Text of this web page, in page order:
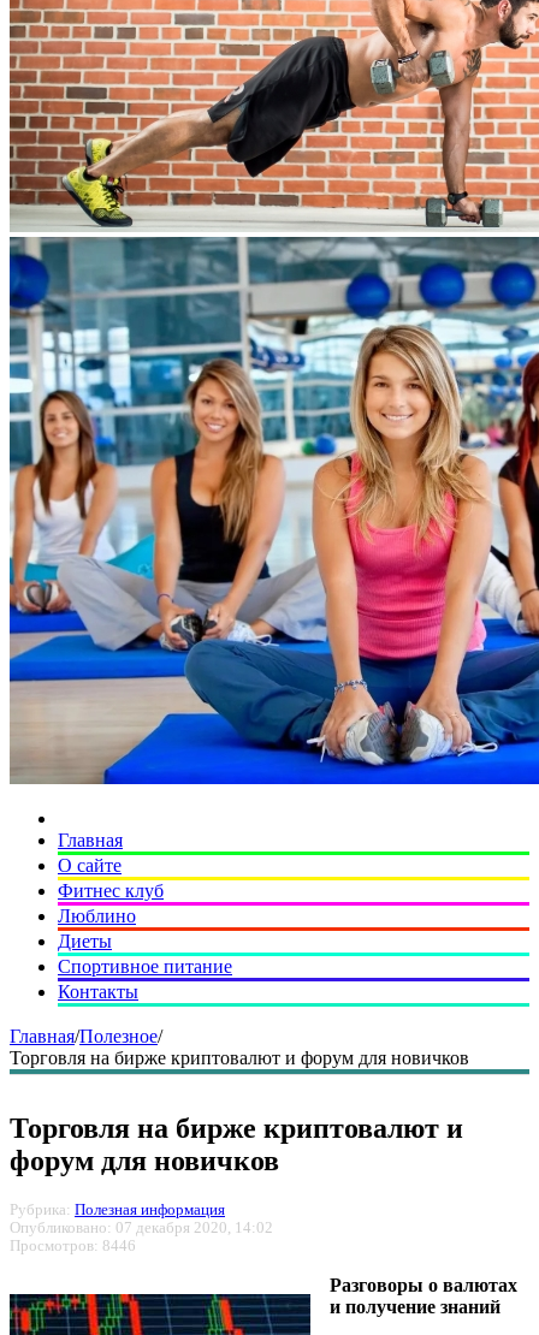
Главная
О сайте
Фитнес клуб
Люблино
Диеты
Спортивное питание
Контакты
Главная/Полезное/
Торговля на бирже криптовалют и форум для новичков
Торговля на бирже криптовалют и
форум для новичков
Рубрика: Полезная информация
Опубликовано: 07 декабря 2020, 14:02
Просмотров: 8446
Разговоры о валютах
и получение знаний